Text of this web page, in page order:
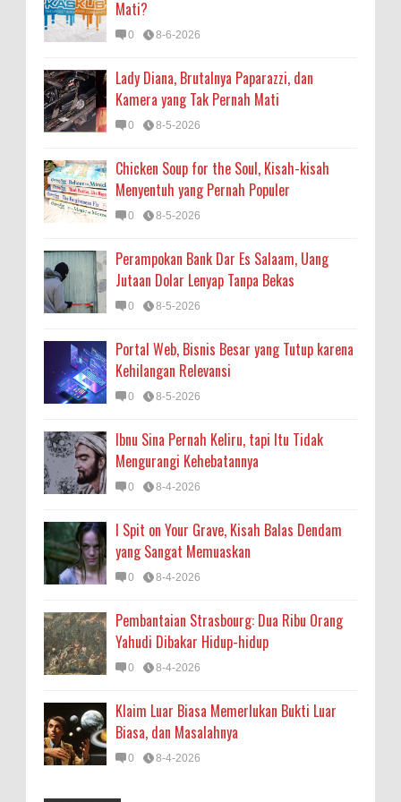
Mati?
0 8-6-2026
Lady Diana, Brutalnya Paparazzi, dan
Kamera yang Tak Pernah Mati
0 8-5-2026
Chicken Soup for the Soul, Kisah-kisah
Menyentuh yang Pernah Populer
0 8-5-2026
Perampokan Bank Dar Es Salaam, Uang
Jutaan Dolar Lenyap Tanpa Bekas
0 8-5-2026
Portal Web, Bisnis Besar yang Tutup karena
Kehilangan Relevansi
0 8-5-2026
Ibnu Sina Pernah Keliru, tapi Itu Tidak
Mengurangi Kehebatannya
0 8-4-2026
I Spit on Your Grave, Kisah Balas Dendam
yang Sangat Memuaskan
0 8-4-2026
Pembantaian Strasbourg: Dua Ribu Orang
Yahudi Dibakar Hidup-hidup
0 8-4-2026
Klaim Luar Biasa Memerlukan Bukti Luar
Biasa, dan Masalahnya
0 8-4-2026